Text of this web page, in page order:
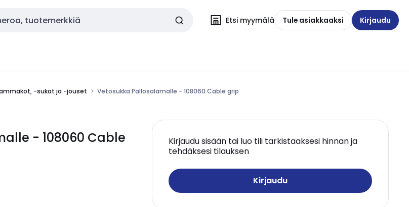
Etsi myymälä Tule asiakkaaksi Kirjaudu
-sukat ja -jouset Vetosukka Pallosalamalle - 108060 Cable grip
- 108060 Cable
Kirjaudu sisään tai luo tili tarkistaaksesi hinnan ja
tehdäksesi tilauksen
Kirjaudu